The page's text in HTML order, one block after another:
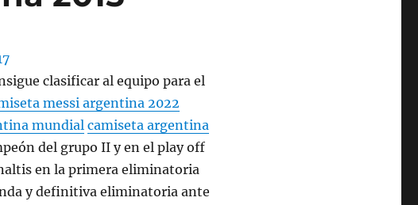
clasificar al equipo para el
messi argentina 2022
mundial camiseta argentina
del grupo II y en el play off
en la primera eliminatoria
y definitiva eliminatoria ante